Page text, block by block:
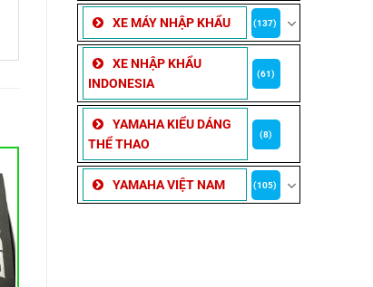
XE MÁY NHẬP KHẨU (137)
XE NHẬP KHẨU
INDONESIA
(61)
YAMAHA KIỂU DÁNG
THỂ THAO
(8)
YAMAHA VIỆT NAM (105)